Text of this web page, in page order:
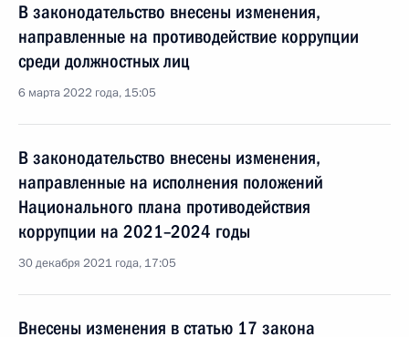
В законодательство внесены изменения,
направленные на противодействие коррупции
среди должностных лиц
6 марта 2022 года, 15:05
В законодательство внесены изменения,
направленные на исполнения положений
Национального плана противодействия
коррупции на 2021–2024 годы
30 декабря 2021 года, 17:05
Внесены изменения в статью 17 закона